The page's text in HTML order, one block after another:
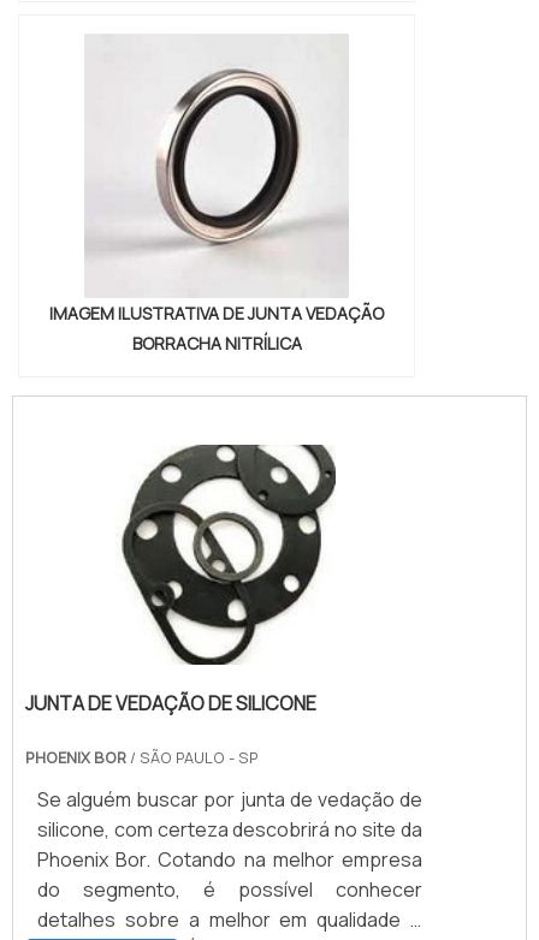
IMAGEM ILUSTRATIVA DE JUNTA VEDAÇÃO
BORRACHA NITRÍLICA
JUNTA DE VEDAÇÃO DE SILICONE
PHOENIX BOR / SÃO PAULO - SP
Se alguém buscar por junta de vedação de
silicone, com certeza descobrirá no site da
Phoenix Bor. Cotando na melhor empresa
do segmento, é possível conhecer
detalhes sobre a melhor em qualidade e